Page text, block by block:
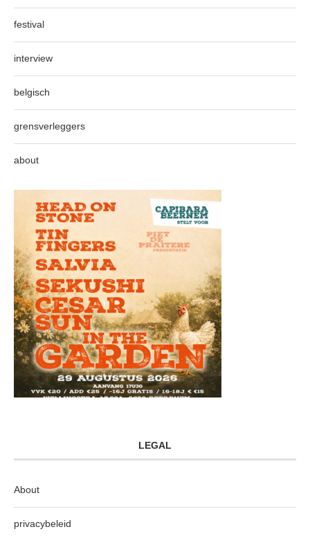
festival
interview
belgisch
grensverleggers
about
LEGAL
About
privacybeleid